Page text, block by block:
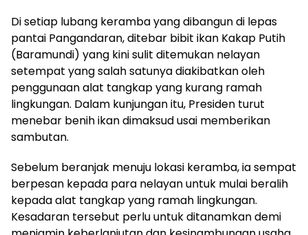
Di setiap lubang keramba yang dibangun di lepas
pantai Pangandaran, ditebar bibit ikan Kakap Putih
(Baramundi) yang kini sulit ditemukan nelayan
setempat yang salah satunya diakibatkan oleh
penggunaan alat tangkap yang kurang ramah
lingkungan. Dalam kunjungan itu, Presiden turut
menebar benih ikan dimaksud usai memberikan
sambutan.
Sebelum beranjak menuju lokasi keramba, ia sempat
berpesan kepada para nelayan untuk mulai beralih
kepada alat tangkap yang ramah lingkungan.
Kesadaran tersebut perlu untuk ditanamkan demi